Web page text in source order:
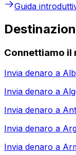
Guida
Connettiamo il
Invia denaro a
Invia denaro a
Invia denaro a
Invia denaro a
Invia denaro a